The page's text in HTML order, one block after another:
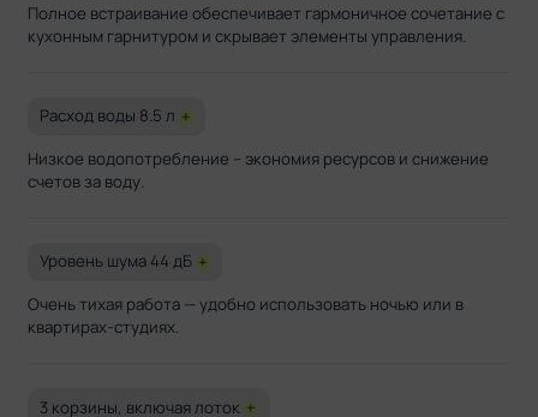
Полное встраивание обеспечивает гармоничное сочетание с
кухонным гарнитуром и скрывает элементы управления.
Расход воды 8.5 л +
Низкое водопотребление – экономия ресурсов и снижение
счетов за воду.
Уровень шума 44 дБ +
Очень тихая работа — удобно использовать ночью или в
квартирах-студиях.
3 корзины, включая лоток +